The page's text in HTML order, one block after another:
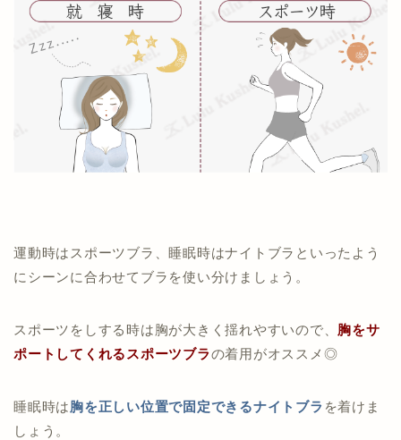
運動時はスポーツブラ、睡眠時はナイトブラといったよう
にシーンに合わせてブラを使い分けましょう。
スポーツをしする時は胸が大きく揺れやすいので、 胸をサ
ポートしてくれるスポーツブラの着用がオススメ◎
睡眠時は胸を正しい位置で固定できるナイトブラ を着けま
しょう。